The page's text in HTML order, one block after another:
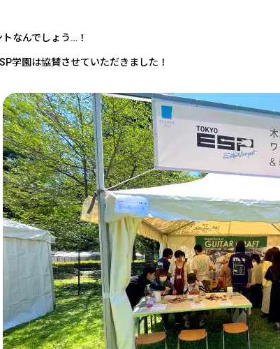
なんでしょう…！
学園は協賛させていただきました！